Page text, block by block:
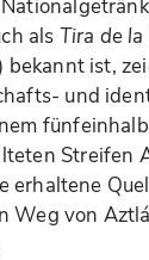
als Tira de
bekannt ist,
und
Streifen
erhaltene
Weg von